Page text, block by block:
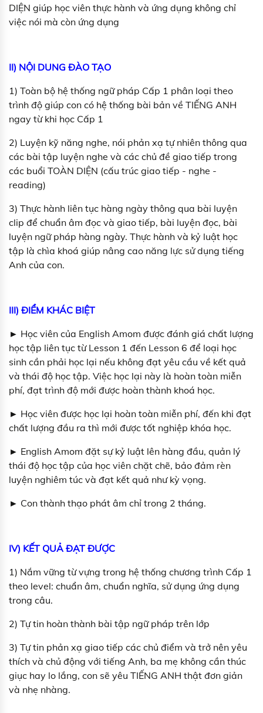
DIỆN giúp học viên thực hành và ứng dụng không chỉ
việc nói mà còn ứng dụng
II) NỘI DUNG ĐÀO TẠO
1) Toàn bộ hệ thống ngữ pháp Cấp 1 phân loại theo
trình độ giúp con có hệ thống bài bản về TIẾNG ANH
ngay từ khi học Cấp 1
2) Luyện kỹ năng nghe, nói phản xạ tự nhiên thông qua
các bài tập luyện nghe và các chủ đề giao tiếp trong
các buổi TOÀN DIỆN (cấu trúc giao tiếp - nghe -
reading)
3) Thực hành liên tục hàng ngày thông qua bài luyện
clip để chuẩn âm đọc và giao tiếp, bài luyện đọc, bài
luyện ngữ pháp hàng ngày. Thực hành và kỷ luật học
tập là chìa khoá giúp nâng cao năng lực sử dụng tiếng
Anh của con.
III) ĐIỂM KHÁC BIỆT
► Học viên của English Amom được đánh giá chất lượng
học tập liên tục từ Lesson 1 đến Lesson 6 để loại học
sinh cần phải học lại nếu không đạt yêu cầu về kết quả
và thái độ học tập. Việc học lại này là hoàn toàn miễn
phí, đạt trình độ mới được hoàn thành khoá học.
► Học viên được học lại hoàn toàn miễn phí, đến khi đạt
chất lượng đầu ra thì mới được tốt nghiệp khóa học.
► English Amom đặt sự kỷ luật lên hàng đầu, quản lý
thái độ học tập của học viên chặt chẽ, bảo đảm rèn
luyện nghiêm túc và đạt kết quả như kỳ vọng.
► Con thành thạo phát âm chỉ trong 2 tháng.
IV) KẾT QUẢ ĐẠT ĐƯỢC
1) Nắm vững từ vựng trong hệ thống chương trình Cấp 1
theo level: chuẩn âm, chuẩn nghĩa, sử dụng ứng dụng
trong câu.
2) Tự tin hoàn thành bài tập ngữ pháp trên lớp
3) Tự tin phản xạ giao tiếp các chủ điểm và trở nên yêu
thích và chủ động với tiếng Anh, ba mẹ không cần thúc
giục hay lo lắng, con sẽ yêu TIẾNG ANH thật đơn giản
và nhẹ nhàng.